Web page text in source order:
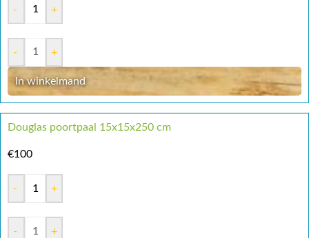
- +
- +
In winkelmand
Douglas poortpaal 15x15x250 cm
€100
- +
- +